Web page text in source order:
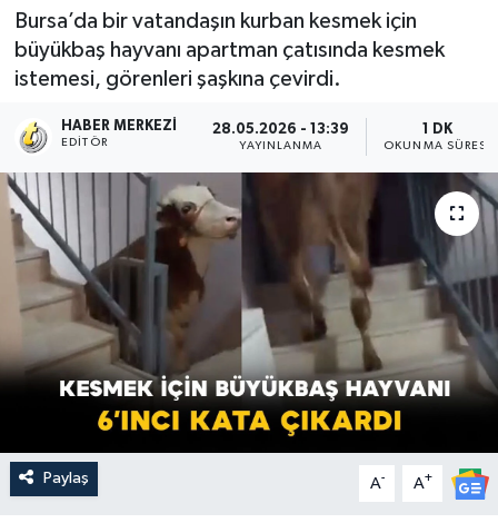
Bursa’da bir vatandaşın kurban kesmek için
büyükbaş hayvanı apartman çatısında kesmek
istemesi, görenleri şaşkına çevirdi.
HABER MERKEZI
EDITÖR
28.05.2026 - 13:39
YAYINLANMA
1 DK
OKUNMA SÜRESI
Paylaş A- A+